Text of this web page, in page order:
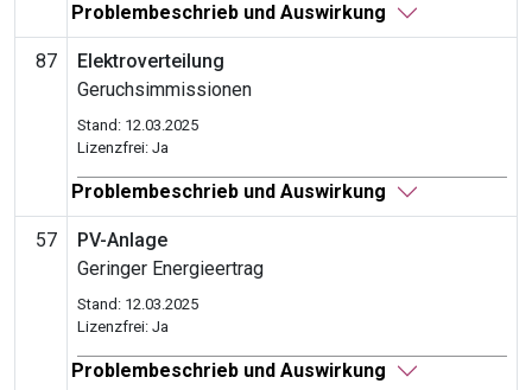
Problembeschrieb und Auswirkung
87
Elektroverteilung
Geruchsimmissionen
Stand: 12.03.2025
Lizenzfrei: Ja
Problembeschrieb und Auswirkung
57
PV-Anlage
Geringer Energieertrag
Stand: 12.03.2025
Lizenzfrei: Ja
Problembeschrieb und Auswirkung